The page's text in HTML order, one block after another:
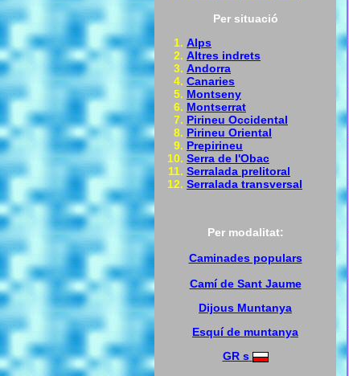
Per situació
Alps
Altres indrets
Andorra
Canaries
Montseny
Montserrat
Pirineu Occidental
Pirineu Oriental
Prepirineu
Serra de l'Obac
Serralada prelitoral
Serralada transversal
Per modalitat:
Caminades populars
Camí de Sant Jaume
Dijous Muntanya
Esquí de muntanya
GR s